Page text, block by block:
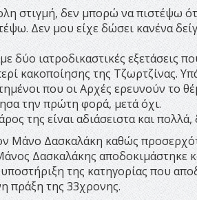
στιγμή, δεν μπορώ να πιστέψω
Δεν μου είχε δώσει κανένα
δύο ιατροδικαστικές εξετάσεις
κακοποίησης της Τζωρτζίνας.
που οι Αρχές ερευνούν το
την πρώτη φορά, μετά όχι.
της είναι αδιάσειστα και
Μάνο Δασκαλάκη καθώς
Δασκαλάκης αποδοκιμάστηκε
της κατηγορίας που
πράξη της 33χρονης.